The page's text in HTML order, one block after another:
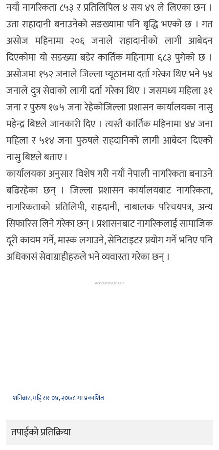
नयाँ नागरिकता ८५३ र प्रतिलिपिल ४ सय ४९ ले लिएका छन ।
उता राहादानी बनाउनेको सङख्यामा पनि बृद्धि भएको छ । गत
असोज महिनामा २०६ जनाले राहादानीको लागी आबेदन
दिएकोमा यो सङख्या बडेर कार्तिक महिनामा ६८३ पुगेको छ ।
असोजमा १५२ जनाले जिल्ला प्यूठानमा दर्ता गरेका थिए भने ५४
जनाले दुत्र सेवाको लागी दर्ता गरेका थिए । जसमध्य महिला ३१
जना र पुरुष १७५ जना रेहेकोजिल्ला प्रशासन कार्यालयका नासु
महेन्द्र बिष्टले जानकारी दिए । त्यस्तै कार्तिक महिनामा ४४ जना
महिला र ५१४ जना पुरुषले राहदानिको लागी आबेदन दिएको
नासु बिष्टले बताए ।
कार्यालयका अनुसार विशेष गरी नयाँ नेपाली नागरिकता बनाउने
बढिरहेका छन् । जिल्ला प्रशासन कार्यालयबाट नागरिकता,
नागरिकताको प्रतिलिपी, राहदानी, नाबालक परिचयपत्र, अन्य
सिफारिस लिने गरेका छन् । प्रशासनबाट नागरिकलाई सामाजिक
दूरी कायम गर्ने, मास्क लगाउने, सेनिटाइटर प्रयोग गर्ने भनिए पनि
अधिकासं सेवाग्राहीहरुले भने व्यवास्ता गरेका छन् ।
ADVERTISEMENT
शनिबार, मङि्सर ०४, २०७८ मा प्रकाशित
तपाईको प्रतिक्रिया